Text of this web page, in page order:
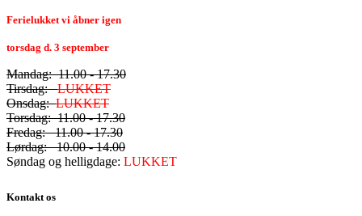
Ferielukket vi åbner igen
torsdag d. 3 september
Mandag: 11.00 - 17.30
Tirsdag:LUKKET
Onsdag:LUKKET
Torsdag: 11.00 - 17.30
Fredag: 11.00 - 17.30
Lørdag: 10.00 - 14.00
Søndag og helligdage: LUKKET
Kontakt os